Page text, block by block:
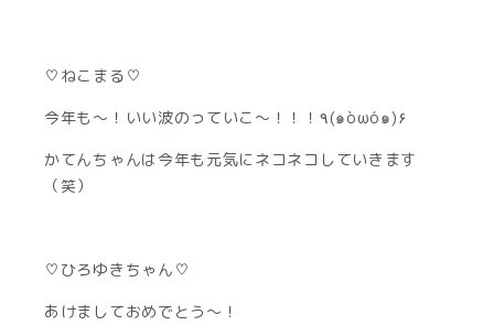
♡ねこまる♡
今年も〜！いい波のっていこ〜！！！٩(๑òωó๑)۶
かてんちゃんは今年も元気にネコネコしていきます
（笑）
♡ひろゆきちゃん♡
あけましておめでとう〜！